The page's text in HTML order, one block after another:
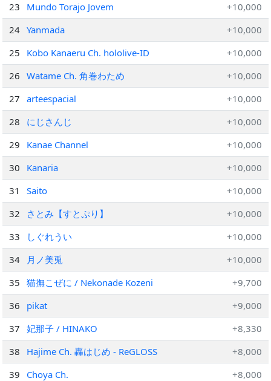
23
Mundo Torajo Jovem
+10,000
24 Yanmada
+10,000
25
Kobo Kanaeru Ch. hololive-ID
+10,000
26
Watame Ch. 角巻わため
+10,000
27
arteespacial
+10,000
28
にじさんじ
+10,000
29
Kanae Channel
+10,000
30
Kanaria
+10,000
31
Saito
+10,000
32
さとみ【すとぷり】
+10,000
33
しぐれうい
+10,000
34
月ノ美兎
+10,000
35
猫撫こぜに / Nekonade Kozeni
+9,700
36
pikat
+9,000
37
妃那子 / HINAKO
+8,330
38
Hajime Ch. 轟はじめ ‐ ReGLOSS
+8,000
39
Choya Ch.
+8,000